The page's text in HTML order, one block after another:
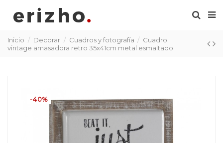
Inicio Decorar Cuadros y fotografía
Cuadro
vintage amasadora retro 35x41cm metal esmaltado
-40%